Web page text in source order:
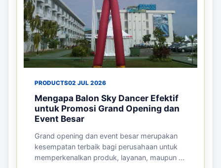
PRODUCTS02 JUL 2026
Mengapa Balon Sky Dancer Efektif
untuk Promosi Grand Opening dan
Event Besar
Grand opening dan event besar merupakan
kesempatan terbaik bagi perusahaan untuk
memperkenalkan produk, layanan, maupun ...